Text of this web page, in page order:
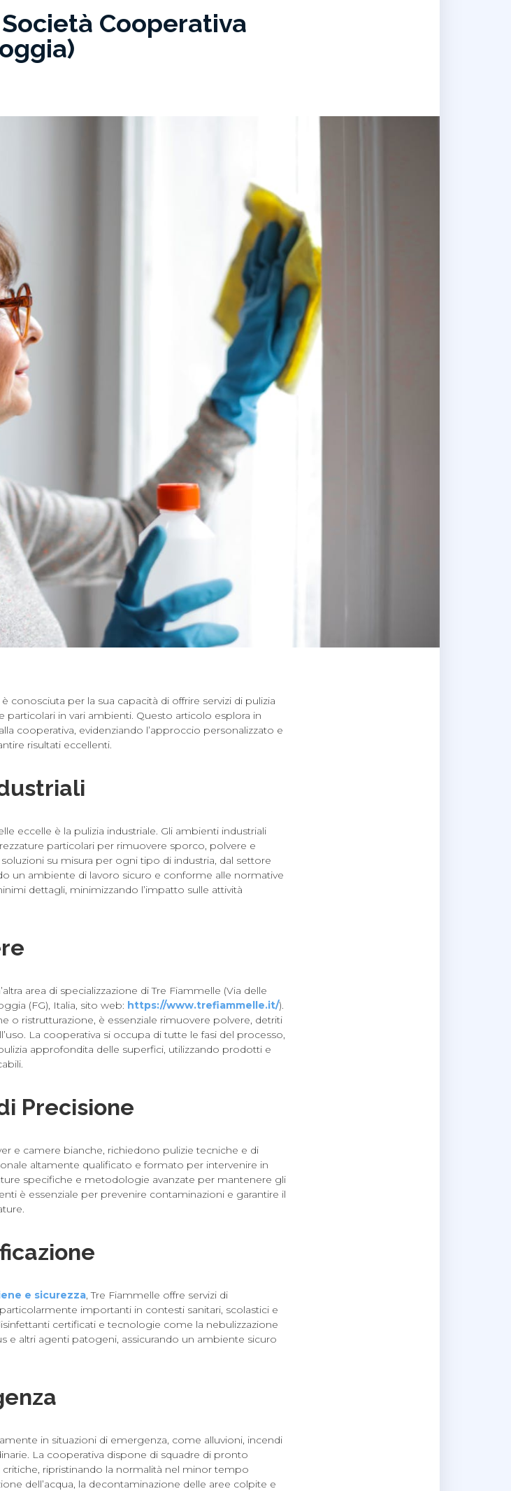
Cooperativa
è conosciuta per la sua capacità di offrire servizi di pulizia
particolari in vari ambienti. Questo articolo esplora in
cooperativa, evidenziando l’approccio personalizzato e
risultati eccellenti.
eccelle è la pulizia industriale. Gli ambienti industriali
particolari per rimuovere sporco, polvere e
su misura per ogni tipo di industria, dal settore
un ambiente di lavoro sicuro e conforme alle normative
dettagli, minimizzando l’impatto sulle attività
area di specializzazione di Tre Fiammelle (Via delle
(FG), Italia, sito web: https://www.trefiammelle.it/).
o ristrutturazione, è essenziale rimuovere polvere, detriti
La cooperativa si occupa di tutte le fasi del processo,
approfondita delle superfici, utilizzando prodotti e
Precisione
e camere bianche, richiedono pulizie tecniche e di
altamente qualificato e formato per intervenire in
specifiche e metodologie avanzate per mantenere gli
è essenziale per prevenire contaminazioni e garantire il
e sicurezza, Tre Fiammelle offre servizi di
importanti in contesti sanitari, scolastici e
certificati e tecnologie come la nebulizzazione
e altri agenti patogeni, assicurando un ambiente sicuro
in situazioni di emergenza, come alluvioni, incendi
La cooperativa dispone di squadre di pronto
ripristinando la normalità nel minor tempo
dell’acqua, la decontaminazione delle aree colpite e